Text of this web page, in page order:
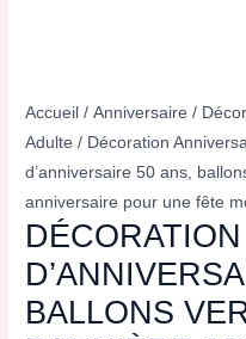
Accueil /Anniversaire /
Adulte / Décoration
d’anniversaire 50 ans,
anniversaire pour une fête
DÉCORATION
BALLONS